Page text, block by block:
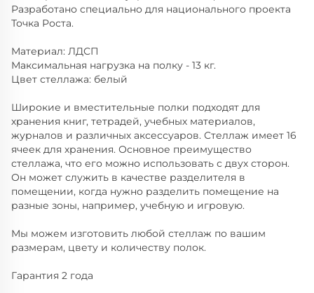
Разработано специально для национального проекта
Точка Роста.
Материал: ЛДСП
Максимальная нагрузка на полку - 13 кг.
Цвет стеллажа: белый
Широкие и вместительные полки подходят для
хранения книг, тетрадей, учебных материалов,
журналов и различных аксессуаров. Стеллаж имеет 16
ячеек для хранения. Основное преимущество
стеллажа, что его можно использовать с двух сторон.
Он может служить в качестве разделителя в
помещении, когда нужно разделить помещение на
разные зоны, например, учебную и игровую.
Мы можем изготовить любой стеллаж по вашим
размерам, цвету и количеству полок.
Гарантия 2 года